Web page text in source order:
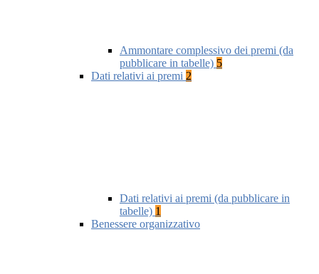
Ammontare complessivo dei premi (da
pubblicare in tabelle) 5
Dati relativi ai premi 2
Dati relativi ai premi (da pubblicare in
tabelle) 1
Benessere organizzativo